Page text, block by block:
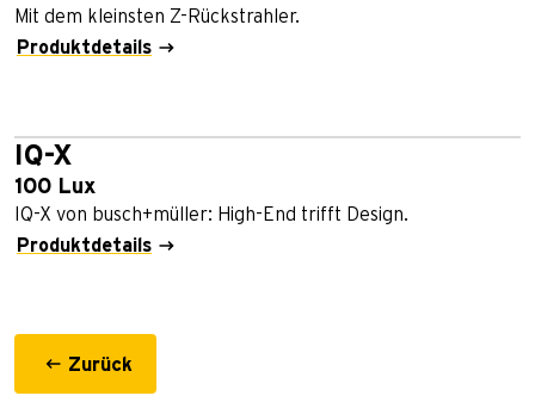
Mit dem kleinsten Z-Rückstrahler.
Produktdetails
IQ-X
100 Lux
IQ-X von busch+müller: High-End trifft Design.
Produktdetails
Zurück